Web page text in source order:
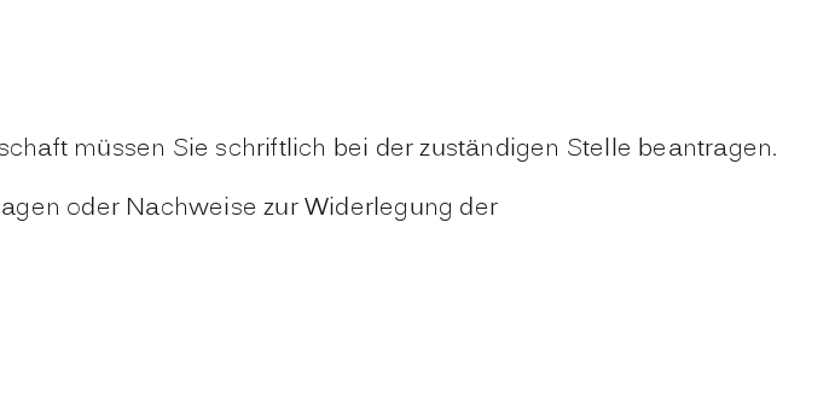
müssen Sie schriftlich bei der zuständigen Stelle beantragen.
oder Nachweise zur Widerlegung der